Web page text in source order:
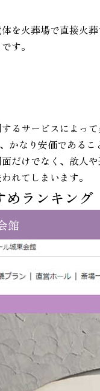
を火葬場で直接火
す。
るサービスによっ
かなり安価であるこ
だけでなく、故人
れてしまいます。
めランキング
館